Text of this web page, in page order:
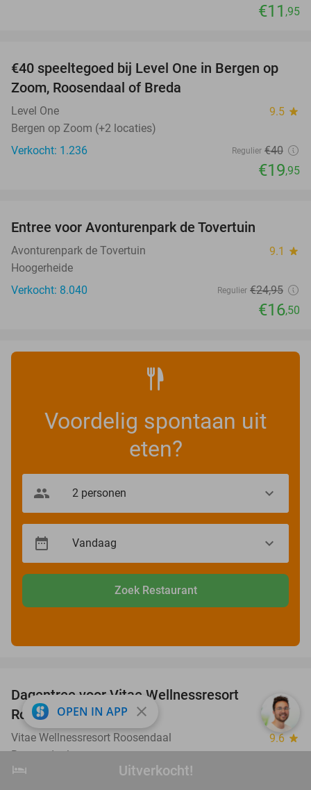
Uitverkocht!
hotel Uitverkocht!
€11 ,95
50%
€40 speeltegoed bij Level One in Bergen op
Zoom, Roosendaal of Breda
Level One 9.5 star
Bergen op Zoom (+2 locaties)
Verkocht: 1.236
Regulier €40
€19,95
Entree voor Avonturenpark de Tovertuin
Avonturenpark de Tovertuin 9.1 star
Hoogerheide
Verkocht: 8.040
Regulier €24,95
€16,50
Voordelig spontaan uit
eten?
Zoek Restaurant
49%
Dagentree voor Vitae Wellnessresort
Roosendaal
Vitae Wellnessresort Roosendaal 9.6 star
Roosendaal
Verkocht: 582
OPEN IN APP close